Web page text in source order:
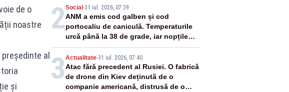
de o
noastre
al
și
2Social -31 iul. 2026, 07:39
ANM a emis cod galben și cod
portocaliu de caniculă. Temperaturile
urcă până la 38 de grade, iar nopțile
devin tropicale
3 Actualitate-31 iul. 2026, 07:40
Atac fără precedent al Rusiei. O fabrică
de drone din Kiev deținută de o
companie americană, distrusă de o